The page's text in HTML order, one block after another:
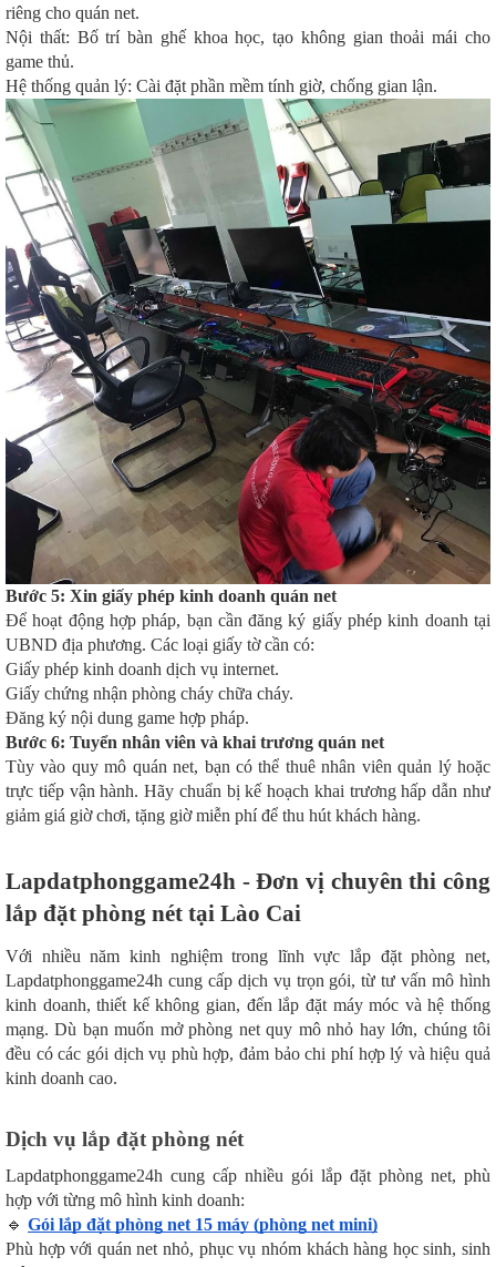
riêng cho quán net.
Nội thất: Bố trí bàn ghế khoa học, tạo không gian thoải mái cho
game thủ.
Hệ thống quản lý: Cài đặt phần mềm tính giờ, chống gian lận.
Bước 5: Xin giấy phép kinh doanh quán net
Để hoạt động hợp pháp, bạn cần đăng ký giấy phép kinh doanh tại
UBND địa phương. Các loại giấy tờ cần có:
Giấy phép kinh doanh dịch vụ internet.
Giấy chứng nhận phòng cháy chữa cháy.
Đăng ký nội dung game hợp pháp.
Bước 6: Tuyển nhân viên và khai trương quán net
Tùy vào quy mô quán net, bạn có thể thuê nhân viên quản lý hoặc
trực tiếp vận hành. Hãy chuẩn bị kế hoạch khai trương hấp dẫn như
giảm giá giờ chơi, tặng giờ miễn phí để thu hút khách hàng.
Lapdatphonggame24h - Đơn vị chuyên thi công
lắp đặt phòng nét tại Lào Cai
Với nhiều năm kinh nghiệm trong lĩnh vực lắp đặt phòng net,
Lapdatphonggame24h cung cấp dịch vụ trọn gói, từ tư vấn mô hình
kinh doanh, thiết kế không gian, đến lắp đặt máy móc và hệ thống
mạng. Dù bạn muốn mở phòng net quy mô nhỏ hay lớn, chúng tôi
đều có các gói dịch vụ phù hợp, đảm bảo chi phí hợp lý và hiệu quả
kinh doanh cao.
Dịch vụ lắp đặt phòng nét
Lapdatphonggame24h cung cấp nhiều gói lắp đặt phòng net, phù
hợp với từng mô hình kinh doanh:
🔹 Gói lắp đặt phòng net 15 máy (phòng net mini)
Phù hợp với quán net nhỏ, phục vụ nhóm khách hàng học sinh, sinh